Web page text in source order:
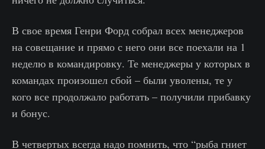
В свое время Генри Форд собрал всех менеджеров
на совещание и прямо с него они все поехали на 1
неделю в командировку. Те менеджеры у которых в
командах произошел сбой – были уволены, те у
кого все продолжало работать – получили прибавку
и бонус.
В четвертых всегда надо помнить, что “рыба гниет